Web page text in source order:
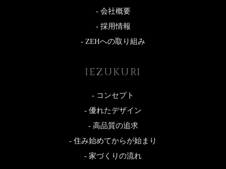
- 会社概要
- 採用情報
- ZEHへの取り組み
IEZUKURI
- コンセプト
- 優れたデザイン
- 高品質の追求
- 住み始めてからが始まり
- 家づくりの流れ